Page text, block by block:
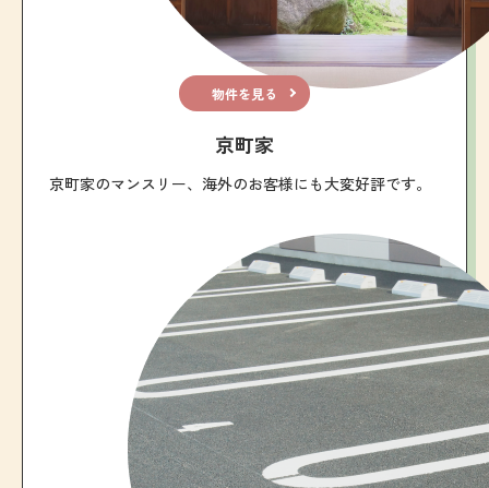
物件を見る
京町家
京町家のマンスリー、海外のお客様にも大変好評です。